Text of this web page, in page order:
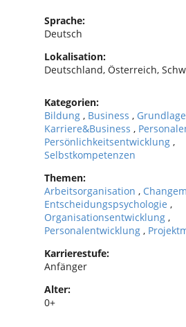
Sprache:
Deutsch
Lokalisation:
Deutschland, Österreich,
Kategorien:
Bildung , Business ,
Karriere&Business ,
Persönlichkeitsentwicklung ,
Selbstkompetenzen
Themen:
Arbeitsorganisation ,
Entscheidungspsychologie ,
Organisationsentwicklung ,
Personalentwicklung ,
Karrierestufe:
Anfänger
Alter:
0+